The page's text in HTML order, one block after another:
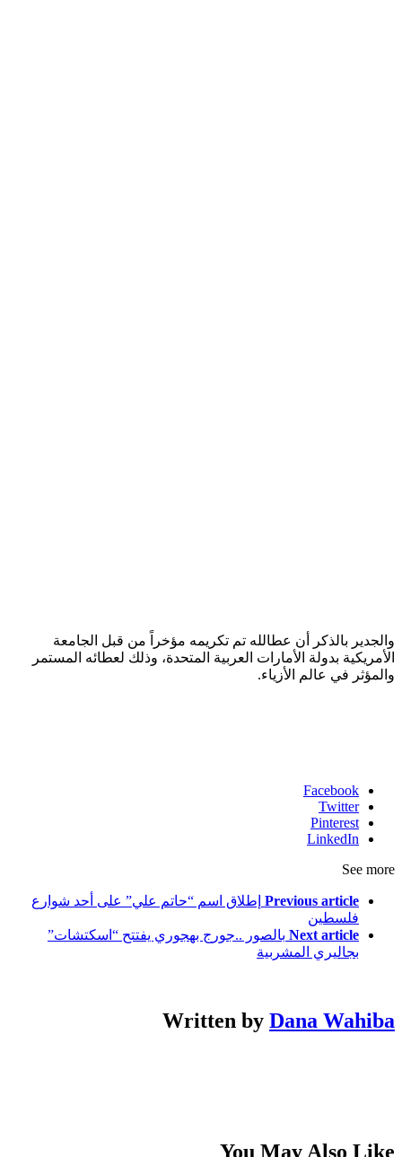
والجدير بالذكر أن عطالله تم تكريمه مؤخراً من قبل الجامعة
الأمريكية بدولة الأمارات العربية المتحدة، وذلك لعطائه المستمر
والمؤثر في عالم الأزياء.
Facebook
Twitter
Pinterest
LinkedIn
See more
Previous article إطلاق اسم “حاتم علي” على أحد شوارع
فلسطين
Next article بالصور ..جورج بهجوري يفتتح “اسكتشات”
بجاليري المشربية
Written by Dana Wahiba
You May Also Like